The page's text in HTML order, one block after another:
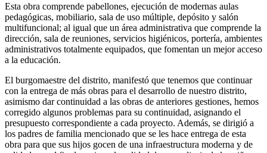
Esta obra comprende pabellones, ejecución de modernas aulas
pedagógicas, mobiliario, sala de uso múltiple, depósito y salón
multifuncional; al igual que un área administrativa que comprende la
dirección, sala de reuniones, servicios higiénicos, portería, ambientes
administrativos totalmente equipados, que fomentan un mejor acceso
a la educación.
El burgomaestre del distrito, manifestó que tenemos que continuar
con la entrega de más obras para el desarrollo de nuestro distrito,
asimismo dar continuidad a las obras de anteriores gestiones, hemos
corregido algunos problemas para su continuidad, asignando el
presupuesto correspondiente a cada proyecto. Además, se dirigió a
los padres de familia mencionado que se les hace entrega de esta
obra para que sus hijos gocen de una infraestructura moderna y de